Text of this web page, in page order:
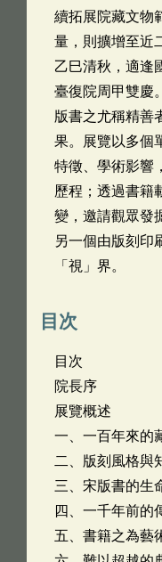
續拓展院藏文物
量，則擴增至近
乙巳清秋，適逢
臺復院周甲雙慶
版書之尤稱精善
果。展覽以多個
特徵、學術影響
歷程；透過書籍
變，邀請觀眾發
另一個由版刻印
「視」界。
目次
目次
院長序
展覽概述
一、一百年來的
二、版刻風格與
三、宋版書的生
四、一千年前的
五、書籍之為藝